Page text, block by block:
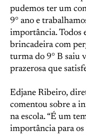
pudemos ter um
9° ano e
importância. Todos
brincadeira com
turma do 9° B saiu
prazerosa que
Edjane Ribeiro,
comentou sobre a
na escola. “É um
importância para os